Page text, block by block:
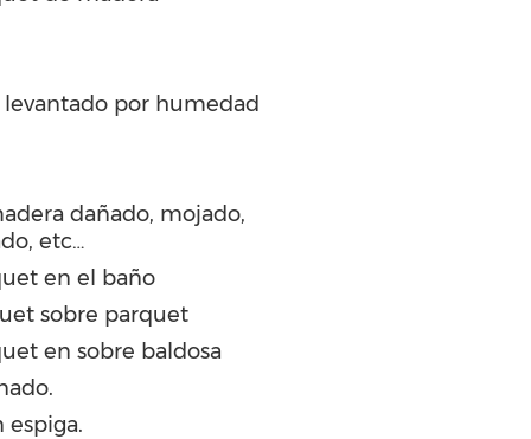
por humedad
dañado, mojado,
etc…
en el baño
sobre parquet
en sobre baldosa
espiga.